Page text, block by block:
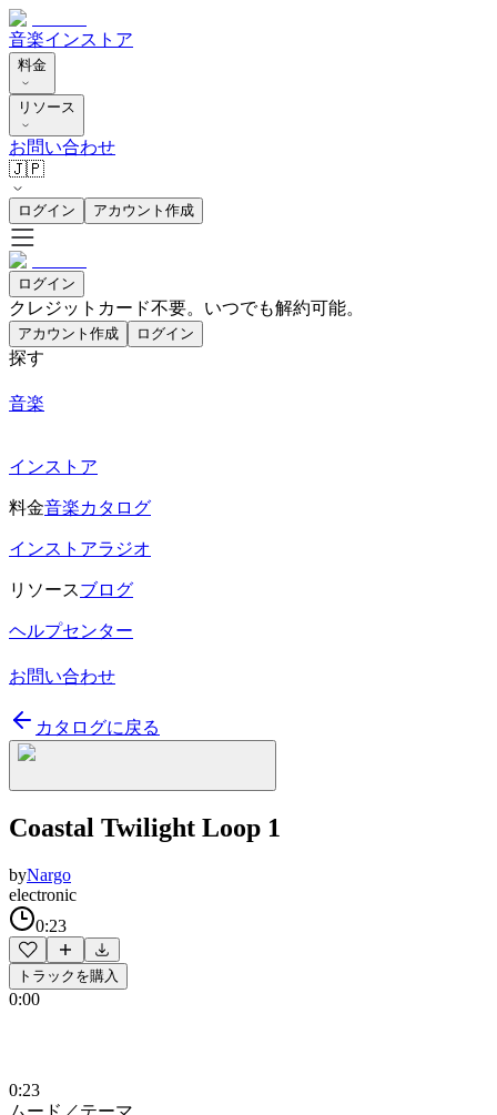
音楽インストア
料金
リソース
お問い合わせ
🇯🇵
ログイン アカウント作成
ログイン
クレジットカード不要。いつでも解約可能。
アカウント作成 ログイン
探す
音楽
インストア
料金音楽カタログ
インストアラジオ
リソースブログ
ヘルプセンター
お問い合わせ
カタログに戻る
Coastal Twilight Loop 1
byNargo
electronic
0:23
トラックを購入
0:00
0:23
ムード／テーマ